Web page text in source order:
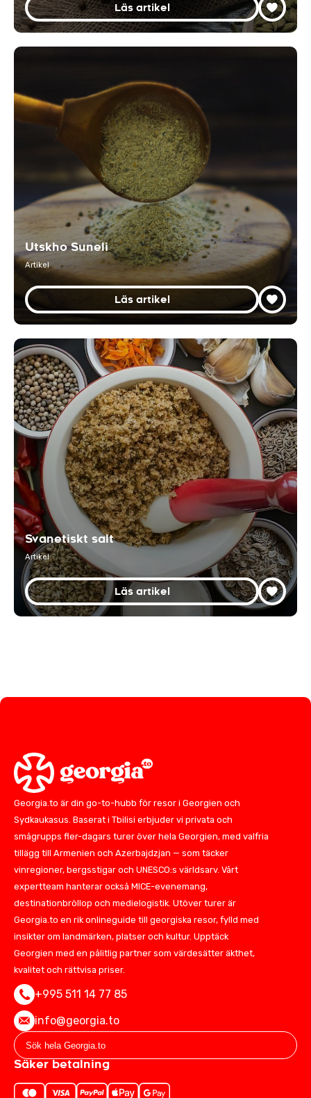
Läs artikel
Utskho Suneli
Artikel
Läs artikel
Svanetiskt salt
Artikel
Läs artikel
Georgia.to är din go-to-hubb för resor i Georgien och
Sydkaukasus. Baserat i Tbilisi erbjuder vi privata och
smågrupps fler-dagars turer över hela Georgien, med valfria
tillägg till Armenien och Azerbajdzjan — som täcker
vinregioner, bergsstigar och UNESCO:s världsarv. Vårt
expertteam hanterar också MICE-evenemang,
destinationbröllop och medielogistik. Utöver turer är
Georgia.to en rik onlineguide till georgiska resor, fylld med
insikter om landmärken, platser och kultur. Upptäck
Georgien med en pålitlig partner som värdesätter äkthet,
kvalitet och rättvisa priser.
+995 511 14 77 85
info@georgia.to
Säker betalning